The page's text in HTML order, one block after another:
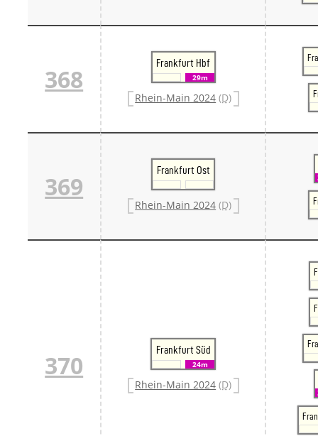
368
Frankfurt Hbf
29m
Rhein-Main 2024 (D)
369
Frankfurt Ost
Rhein-Main 2024 (D)
370
Frankfurt Süd
24m
Rhein-Main 2024 (D)